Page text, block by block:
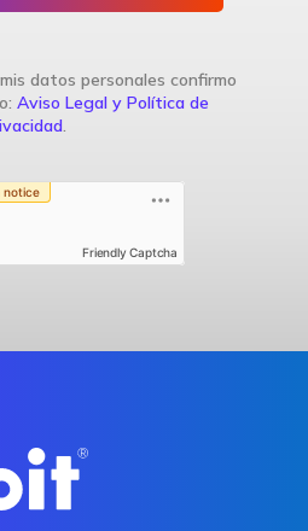
datos personales confirmo
Aviso Legal y Política de
.
Friendly Captcha